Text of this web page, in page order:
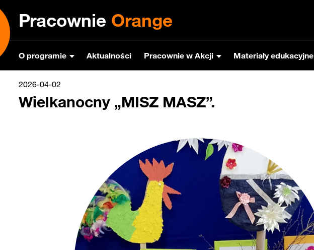
Pracownie Orange
O programie Aktualności Pracownie w Akcji Materiały edukacyjne
2026-04-02
Wielkanocny „MISZ MASZ”.